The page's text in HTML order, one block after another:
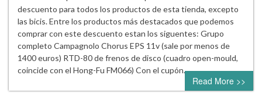
descuento para todos los productos de esta tienda, excepto
las bicis. Entre los productos más destacados que podemos
comprar con este descuento estan los siguentes: Grupo
completo Campagnolo Chorus EPS 11v (sale por menos de
1400 euros) RTD-80 de frenos de disco (cuadro open-mould,
coincide con el Hong-Fu FM066) Con el cupón…
Read More >>